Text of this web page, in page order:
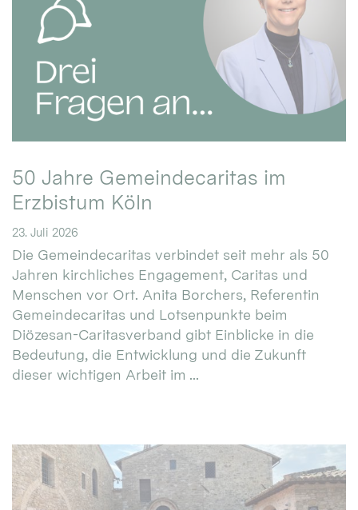
50 Jahre Gemeindecaritas im
Erzbistum Köln
23. Juli 2026
Die Gemeindecaritas verbindet seit mehr als 50
Jahren kirchliches Engagement, Caritas und
Menschen vor Ort. Anita Borchers, Referentin
Gemeindecaritas und Lotsenpunkte beim
Diözesan-Caritasverband gibt Einblicke in die
Bedeutung, die Entwicklung und die Zukunft
dieser wichtigen Arbeit im ...